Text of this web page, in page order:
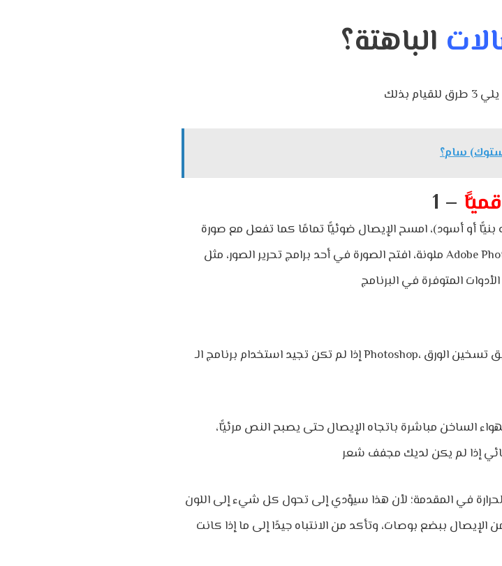
الباهتة؟
سام؟
1 –
أو أسود)، امسح الإيصال ضوئيًّا تمامًا كما تفعل مع صورة
ملونة، افتح الصورة في أحد برامج تحرير الصور، مثل Adobe Photoshop، وقم بعمل صورة سلبية منها عن طريق ضبط
إذا لم تكن تجيد استخدام برنامج الـ Photoshop، فيمكنك محاولة استعادته بالطريقة القديمة: عن طريق تسخين الورق
الساخن مباشرة باتجاه الإيصال حتى يصبح النص مرئيًّا،
في المقدمة؛ لأن هذا سيؤدي إلى تحول كل شيء إلى اللون
الإيصال ببضع بوصات، وتأكد من الانتباه جيدًا إلى ما إذا كانت